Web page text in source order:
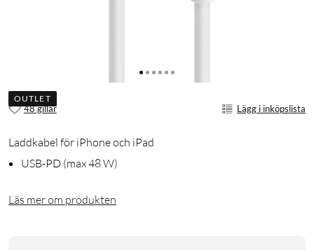
OUTLET
48 gillar Lägg i inköpslista
Laddkabel för iPhone och iPad
USB-PD (max 48 W)
Läs mer om produkten